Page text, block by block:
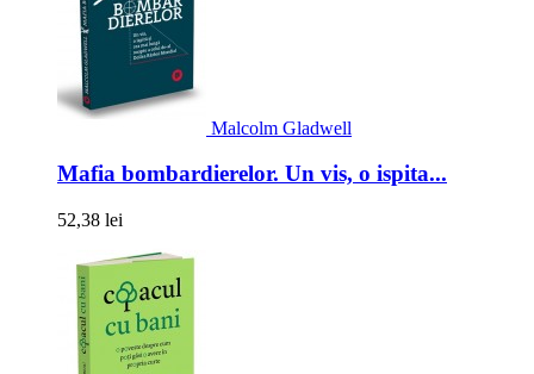
Malcolm Gladwell
Mafia bombardierelor. Un vis, o ispita...
52,38 lei